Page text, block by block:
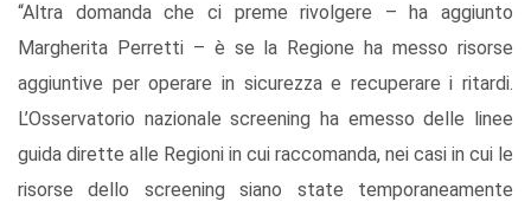
“Altra domanda che ci preme rivolgere – ha aggiunto
Margherita Perretti – è se la Regione ha messo risorse
aggiuntive per operare in sicurezza e recuperare i ritardi.
L’Osservatorio nazionale screening ha emesso delle linee
guida dirette alle Regioni in cui raccomanda, nei casi in cui le
risorse dello screening siano state temporaneamente